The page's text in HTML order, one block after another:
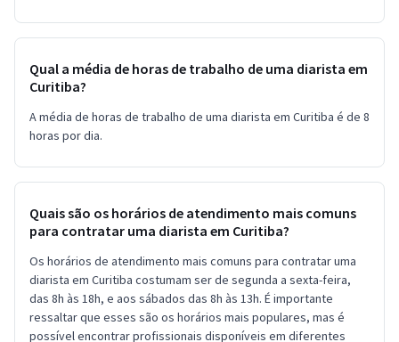
Qual a média de horas de trabalho de uma diarista em
Curitiba?
A média de horas de trabalho de uma diarista em Curitiba é de 8
horas por dia.
Quais são os horários de atendimento mais comuns
para contratar uma diarista em Curitiba?
Os horários de atendimento mais comuns para contratar uma
diarista em Curitiba costumam ser de segunda a sexta-feira,
das 8h às 18h, e aos sábados das 8h às 13h. É importante
ressaltar que esses são os horários mais populares, mas é
possível encontrar profissionais disponíveis em diferentes